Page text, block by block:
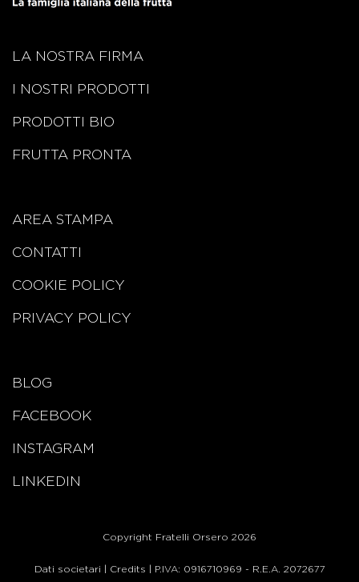
LA NOSTRA FIRMA
I NOSTRI PRODOTTI
PRODOTTI BIO
FRUTTA PRONTA
AREA STAMPA
CONTATTI
COOKIE POLICY
PRIVACY POLICY
BLOG
FACEBOOK
INSTAGRAM
LINKEDIN
Copyright Fratelli Orsero 2026
Dati societari Credits | P.IVA: 0916710969 - R.E.A. 2072677